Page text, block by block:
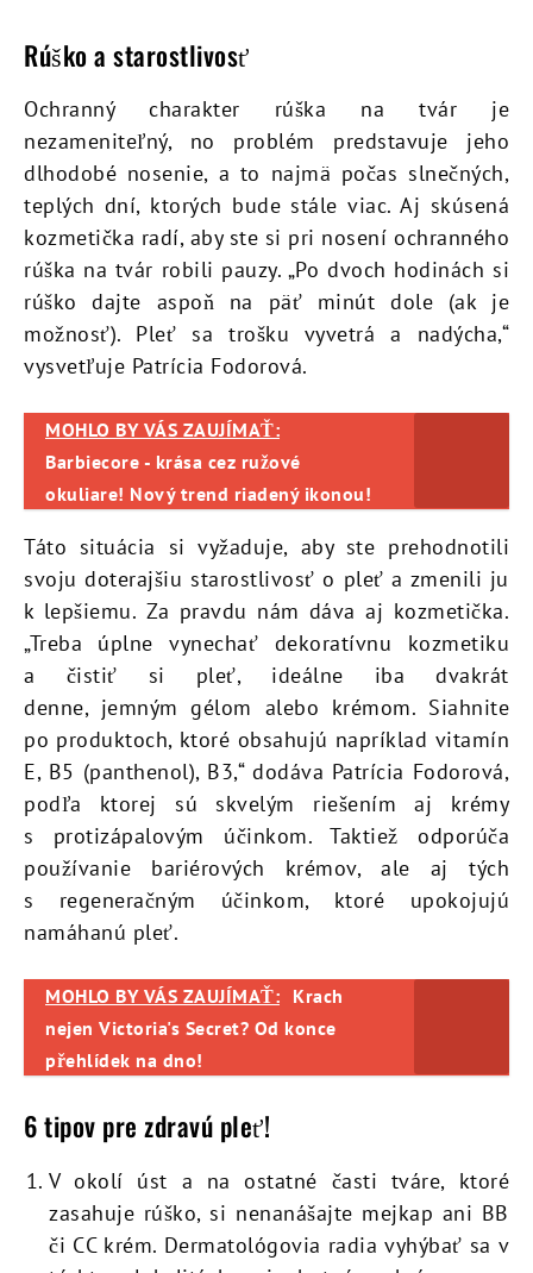
Rúško a starostlivosť
Ochranný charakter rúška na tvár je
nezameniteľný, no problém predstavuje jeho
dlhodobé nosenie, a to najmä počas slnečných,
teplých dní, ktorých bude stále viac. Aj skúsená
kozmetička radí, aby ste si pri nosení ochranného
rúška na tvár robili pauzy. „Po dvoch hodinách si
rúško dajte aspoň na päť minút dole (ak je
možnosť). Pleť sa trošku vyvetrá a nadýcha,“
vysvetľuje Patrícia Fodorová.
MOHLO BY VÁS ZAUJÍMAŤ:
Barbiecore - krása cez ružové
okuliare! Nový trend riadený ikonou!
Táto situácia si vyžaduje, aby ste prehodnotili
svoju doterajšiu starostlivosť o pleť a zmenili ju
k lepšiemu. Za pravdu nám dáva aj kozmetička.
„Treba úplne vynechať dekoratívnu kozmetiku
a čistiť si pleť, ideálne iba dvakrát
denne, jemným gélom alebo krémom. Siahnite
po produktoch, ktoré obsahujú napríklad vitamín
E, B5 (panthenol), B3,“ dodáva Patrícia Fodorová,
podľa ktorej sú skvelým riešením aj krémy
s protizápalovým účinkom. Taktiež odporúča
používanie bariérových krémov, ale aj tých
s regeneračným účinkom, ktoré upokojujú
namáhanú pleť.
MOHLO BY VÁS ZAUJÍMAŤ: Krach
nejen Victoria's Secret? Od konce
přehlídek na dno!
6 tipov pre zdravú pleť!
V okolí úst a na ostatné časti tváre, ktoré
zasahuje rúško, si nenanášajte mejkap ani BB
či CC krém. Dermatológovia radia vyhýbať sa v